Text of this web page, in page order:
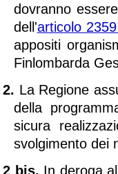
dovranno
dell'articolo
appositi
Finlombarda
2. La Regione
della
sicura
svolgimento dei
2 bis. In deroga